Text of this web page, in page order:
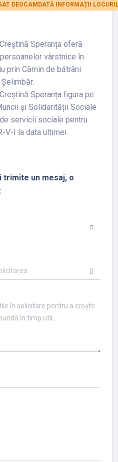
DEOCAMDATĂ INFORMAȚII
Speranța oferă
vârstnice în
prin Cămin de bătrâni
Speranța figura pe
și Solidarității Sociale
servicii sociale pentru
V-I la data ultimei
trimite un mesaj, o